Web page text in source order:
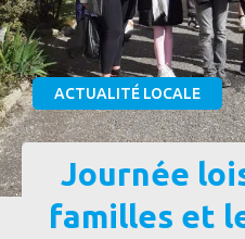
ACTUALITÉ LOCALE
Journée
familles et